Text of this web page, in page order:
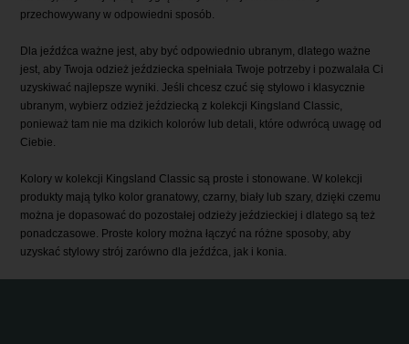
przechowywany w odpowiedni sposób.
Dla jeźdźca ważne jest, aby być odpowiednio ubranym, dlatego ważne
jest, aby Twoja odzież jeździecka spełniała Twoje potrzeby i pozwalała Ci
uzyskiwać najlepsze wyniki. Jeśli chcesz czuć się stylowo i klasycznie
ubranym, wybierz odzież jeździecką z kolekcji Kingsland Classic,
ponieważ tam nie ma dzikich kolorów lub detali, które odwrócą uwagę od
Ciebie.
Kolory w kolekcji Kingsland Classic są proste i stonowane. W kolekcji
produkty mają tylko kolor granatowy, czarny, biały lub szary, dzięki czemu
można je dopasować do pozostałej odzieży jeździeckiej i dlatego są też
ponadczasowe. Proste kolory można łączyć na różne sposoby, aby
uzyskać stylowy strój zarówno dla jeźdźca, jak i konia.